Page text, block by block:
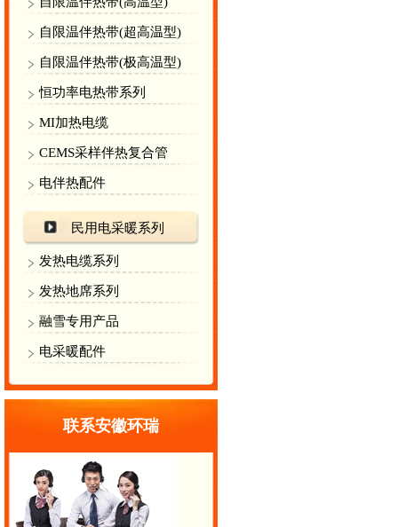
自限温伴热带(超高温型)
自限温伴热带(极高温型)
恒功率电热带系列
MI加热电缆
CEMS采样伴热复合管
电伴热配件
民用电采暖系列
发热电缆系列
发热地席系列
融雪专用产品
电采暖配件
联系安徽环瑞